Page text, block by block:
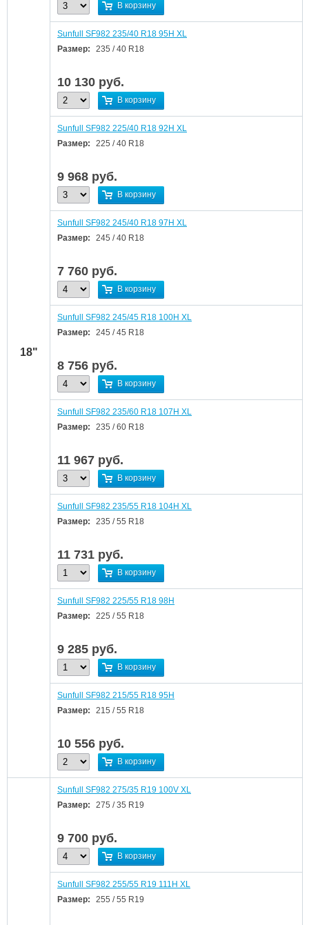
18"
В корзину
Sunfull SF982 235/40 R18 95H XL
Размер:
235 / 40 R18
10 130 руб.
В корзину
Sunfull SF982 225/40 R18 92H XL
Размер:
225 / 40 R18
9 968 руб.
В корзину
Sunfull SF982 245/40 R18 97H XL
Размер:
245 / 40 R18
7 760 руб.
В корзину
Sunfull SF982 245/45 R18 100H XL
Размер:
245 / 45 R18
8 756 руб.
В корзину
Sunfull SF982 235/60 R18 107H XL
Размер:
235 / 60 R18
11 967 руб.
В корзину
Sunfull SF982 235/55 R18 104H XL
Размер:
235 / 55 R18
11 731 руб.
В корзину
Sunfull SF982 225/55 R18 98H
Размер:
225 / 55 R18
9 285 руб.
В корзину
Sunfull SF982 215/55 R18 95H
Размер:
215 / 55 R18
10 556 руб.
В корзину
Sunfull SF982 275/35 R19 100V XL
Размер:
275 / 35 R19
9 700 руб.
В корзину
Sunfull SF982 255/55 R19 111H XL
Размер:
255 / 55 R19